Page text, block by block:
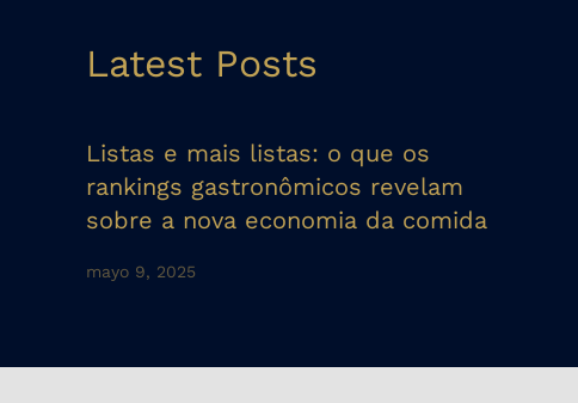
Latest Posts
Listas e mais listas: o que os
rankings gastronômicos revelam
sobre a nova economia da comida
mayo 9, 2025